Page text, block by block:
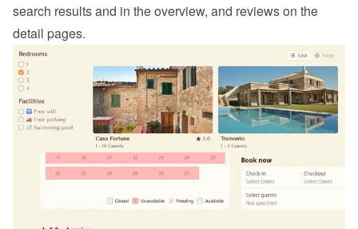
search results and in the overview, and reviews on the
detail pages.